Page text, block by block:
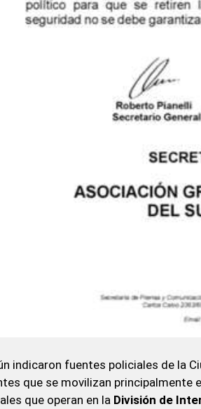
indicaron fuentes policiales de la
que se movilizan
que operan en la División de